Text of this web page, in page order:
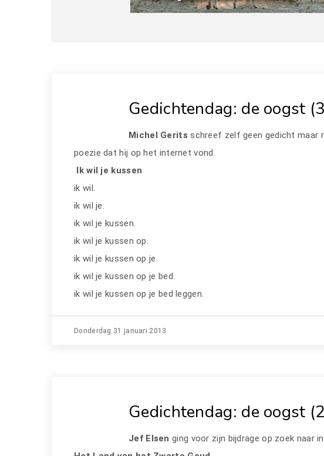
Gedichtendag: de oogst
Michel Gerits schreef zelf geen gedicht maar
poezie dat hij op het internet vond.
Ik wil je kussen
ik wil.
ik wil je.
ik wil je kussen.
ik wil je kussen op.
ik wil je kussen op je.
ik wil je kussen op je bed.
ik wil je kussen op je bed leggen.
Donderdag 31 januari 2013
Gedichtendag: de oogst
Jef Elsen ging voor zijn bijdrage op zoek naar